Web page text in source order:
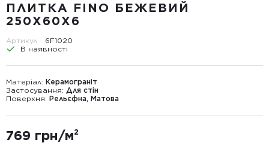
ПЛИТКА FINO БЕЖЕВИЙ
250Х60Х6
Артикул - 6F1020
В наявності
Матеріал: Керамограніт
Застосування: Для стін
Поверхня: Рельєфна, Матова
769 грн/м²